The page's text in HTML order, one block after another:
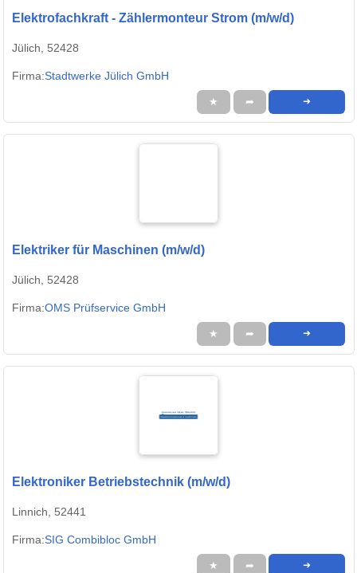
Elektrofachkraft - Zählermonteur Strom (m/w/d)
Jülich, 52428
Firma:Stadtwerke Jülich GmbH
★ ➦ ➜
Elektriker für Maschinen (m/w/d)
Jülich, 52428
Firma:OMS Prüfservice GmbH
★ ➦ ➜
Elektroniker Betriebstechnik (m/w/d)
Linnich, 52441
Firma:SIG Combibloc GmbH
★ ➦ ➜